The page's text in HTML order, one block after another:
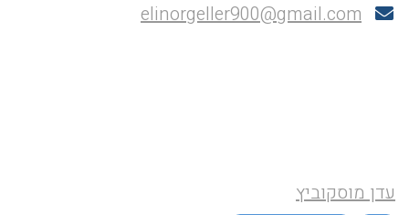
elinorgeller900@gmail.com
עדן מוסקוביץ